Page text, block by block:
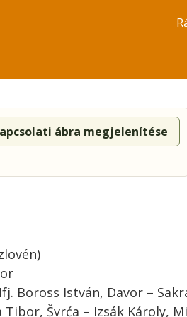
ábra megjelenítése
Boross István, Davor –
Švrća – Izsák Károly,